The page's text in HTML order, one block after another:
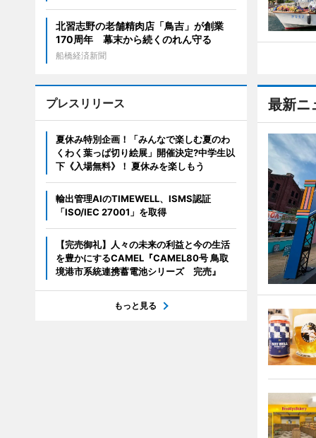
最新ニ
北習志野の老舗精肉店「鳥吉」が創業
170周年 幕末から続くのれん守る
船橋経済新聞
プレスリリース
夏休み特別企画！「みんなで楽しむ夏のわ
くわく葉っぱ切り絵展」開催決定?中学生以
下《入場無料》！ 夏休みを楽しもう
輸出管理AIのTIMEWELL、ISMS認証
「ISO/IEC 27001」を取得
【完売御礼】人々の未来の利益と今の生活
を豊かにするCAMEL『CAMEL80号 鳥取
境港市系統連携蓄電池シリーズ 完売』
もっと見る